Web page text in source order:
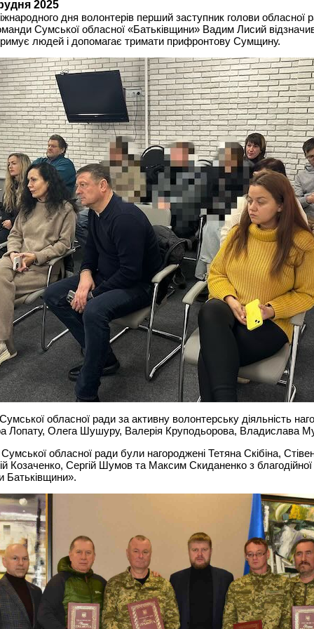
2025
дня волонтерів перший заступник голови обласної
Сумської обласної «Батьківщини» Вадим Лисий
людей і допомагає тримати прифронтову Сумщину.
обласної ради за активну волонтерську діяльність
Лопату, Олега Шушуру, Валерія Круподьорова, Владислава
обласної ради були нагороджені Тетяна Скібіна,
Козаченко, Сергій Шумов та Максим Скиданенко з благодійної
Батьківщини».